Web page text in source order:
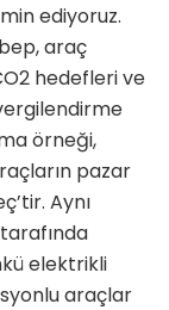
ediyoruz.
araç
hedefleri ve
örneği,
pazar
Aynı
elektrikli
araçlar